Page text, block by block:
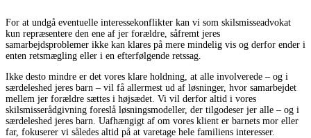
For at undgå eventuelle interessekonflikter kan vi som skilsmisseadvokat
kun repræsentere den ene af jer forældre, såfremt jeres
samarbejdsproblemer ikke kan klares på mere mindelig vis og derfor ender i
enten retsmægling eller i en efterfølgende retssag.
Ikke desto mindre er det vores klare holdning, at alle involverede – og i
særdeleshed jeres barn – vil få allermest ud af løsninger, hvor samarbejdet
mellem jer forældre sættes i højsædet. Vi vil derfor altid i vores
skilsmisserådgivning foreslå løsningsmodeller, der tilgodeser jer alle – og i
særdeleshed jeres barn. Uafhængigt af om vores klient er barnets mor eller
far, fokuserer vi således altid på at varetage hele familiens interesser.